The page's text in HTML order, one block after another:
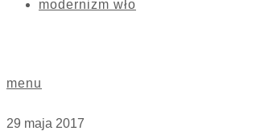
modernizm wło
menu
29 maja 2017